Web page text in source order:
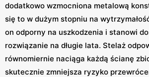
dodatkowo wzmocniona metalową
się to w dużym stopniu na
on odporny na uszkodzenia i stanowi
rozwiązanie na długie lata. Stelaż
równomiernie naciąga każdą ścianę
skutecznie zmniejsza ryzyko